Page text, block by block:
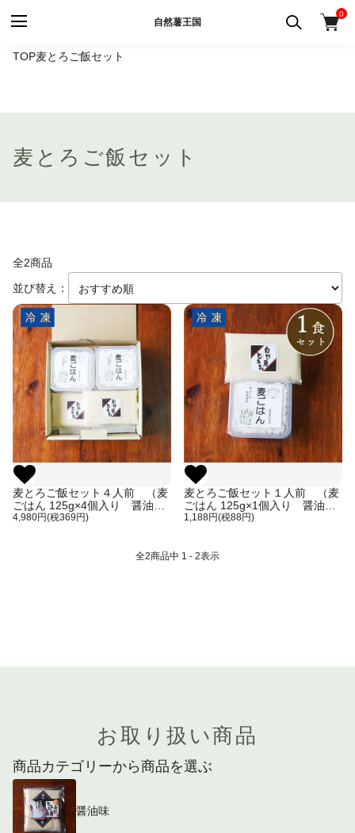
自然薯王国
0
TOP麦とろご飯セット
麦とろご飯セット
全2商品
並び替え：
麦とろご飯セット４人前 （麦
ごはん 125g×4個入り 醤油
味 60g×4個入り）
4,980円(税369円)
麦とろご飯セット１人前 （麦
ごはん 125g×1個入り 醤油
味 60g×1個入り）
1,188円(税88円)
全2商品中 1 - 2表示
お取り扱い商品
商品カテゴリーから商品を選ぶ
醤油味